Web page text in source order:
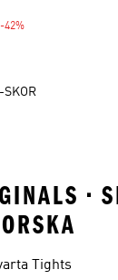
-42%
SKOR
•
Tights